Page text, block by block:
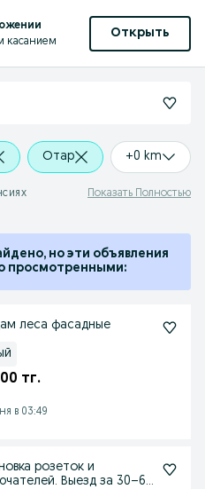
касанием
Открыть
Отар +0 km
Показать Полностью
но эти объявления
просмотренными:
леса фасадные
тг.
в 03:49
розеток и
Выезд за 30–60